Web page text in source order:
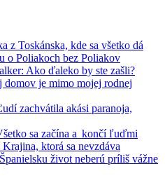
Toskánska, kde sa všetko dá
o Poliakoch bez Poliakov
Ako ďaleko by ste zašli?
je mimo mojej rodnej
zachvátila akási paranoja,
sa začína a končí ľuďmi
ktorá sa nevzdáva
život neberú príliš vážne